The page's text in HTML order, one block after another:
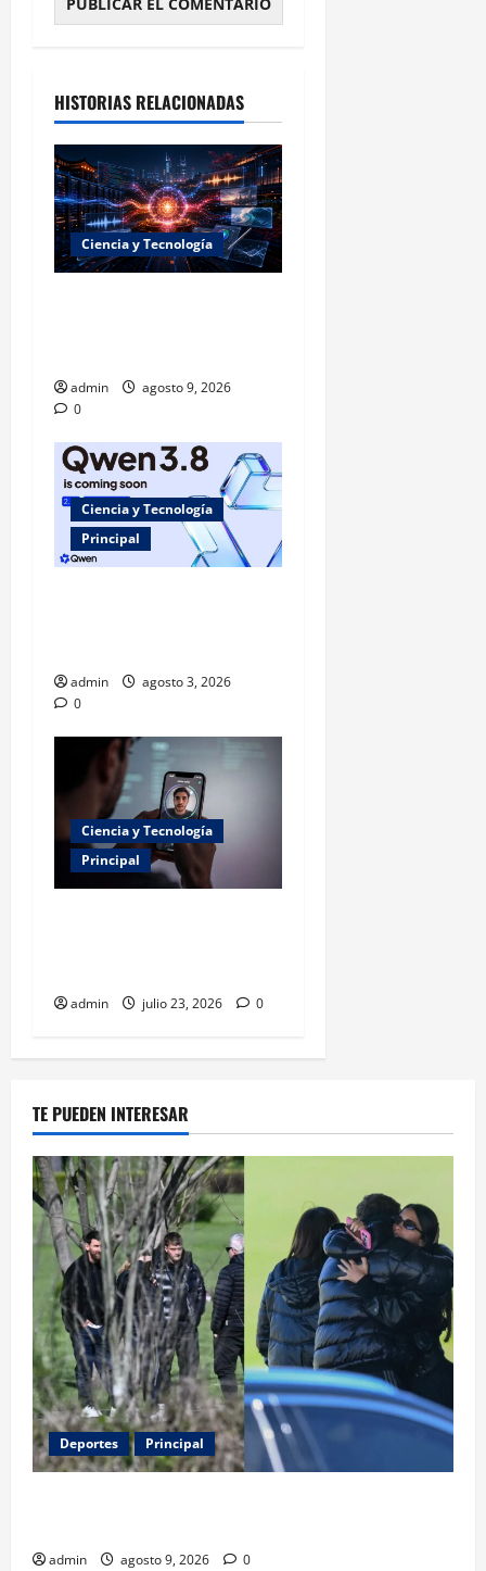
HISTORIAS RELACIONADAS
Ciencia y Tecnología
admin
agosto 9, 2026
0
Ciencia y Tecnología
Principal
admin
agosto 3, 2026
0
Ciencia y Tecnología
Principal
admin julio 23, 2026 0
TE PUEDEN INTERESAR
Deportes Principal
admin agosto 9, 2026 0